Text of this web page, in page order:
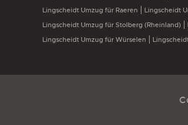
Lingscheidt Umzug für Raeren
Lingscheidt
Lingscheidt Umzug für Stolberg (Rheinland)
Lingscheidt Umzug für Würselen